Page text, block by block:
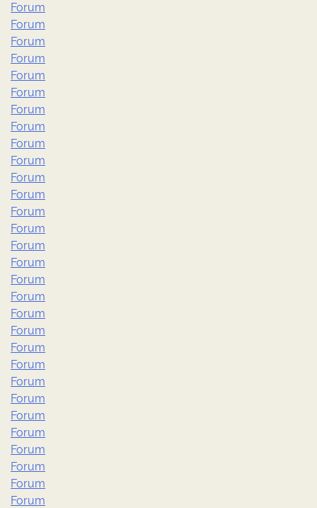
Forum
Forum
Forum
Forum
Forum
Forum
Forum
Forum
Forum
Forum
Forum
Forum
Forum
Forum
Forum
Forum
Forum
Forum
Forum
Forum
Forum
Forum
Forum
Forum
Forum
Forum
Forum
Forum
Forum
Forum